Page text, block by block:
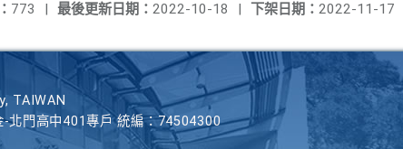
下架日期： 2022-11-17
最後更新日期： 2022-10-18 |
773 |
TAIWAN
北門高中401專戶 統編：74504300